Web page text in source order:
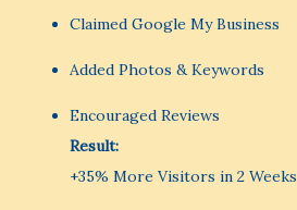
Claimed Google My Business
Added Photos & Keywords
Encouraged Reviews
Result:
+35% More Visitors in 2 Weeks